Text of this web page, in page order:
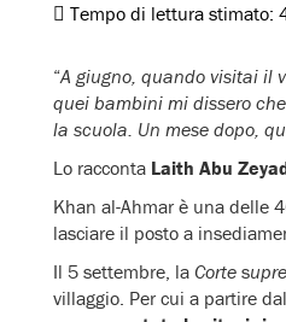
Tempo di lettura stimato:
“A giugno, quando visitai il
quei bambini mi dissero
la scuola. Un mese dopo,
Lo racconta Laith Abu
Khan al-Ahmar è una delle
lasciare il posto a
Il 5 settembre, la Corte s
villaggio. Per cui a partire